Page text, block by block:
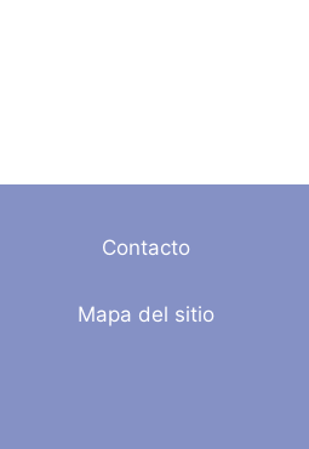
Contacto
Mapa del sitio